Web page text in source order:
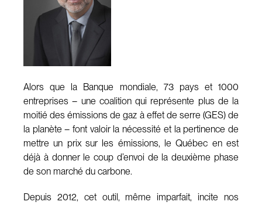
Alors que la Banque mondiale, 73 pays et 1000
entreprises – une coalition qui représente plus de la
moitié des émissions de gaz à effet de serre (GES) de
la planète – font valoir la nécessité et la pertinence de
mettre un prix sur les émissions, le Québec en est
déjà à donner le coup d’envoi de la deuxième phase
de son marché du carbone.
Depuis 2012, cet outil, même imparfait, incite nos